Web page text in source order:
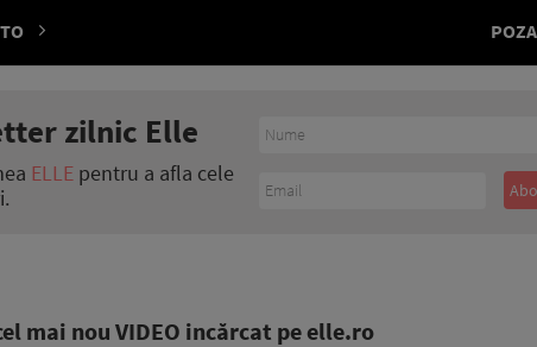
POZA
zilnic Elle
ELLE pentru a afla cele
mai nou VIDEO incărcat pe elle.ro